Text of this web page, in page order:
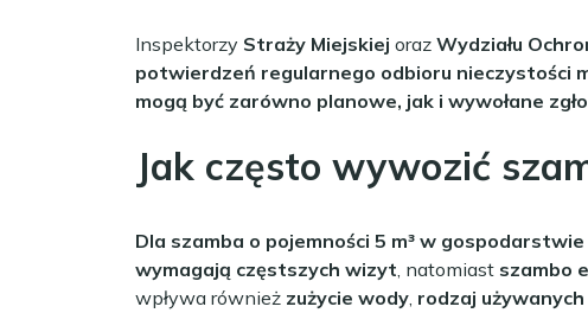
Inspektorzy Straży Miejskiej oraz Wydziału
potwierdzeń regularnego odbioru nieczystości
mogą być zarówno planowe, jak i wywołane
Jak często wywozić
Dla szamba o pojemności 5 m³ w
wymagają częstszych wizyt , natomiast szambo
wpływa również zużycie wody rodzaj